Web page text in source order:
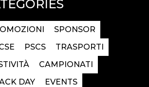
SPONSOR
PSCS
TRASPORTI
CAMPIONATI
DAY
EVENTS